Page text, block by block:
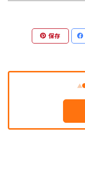
つや布巾
保存